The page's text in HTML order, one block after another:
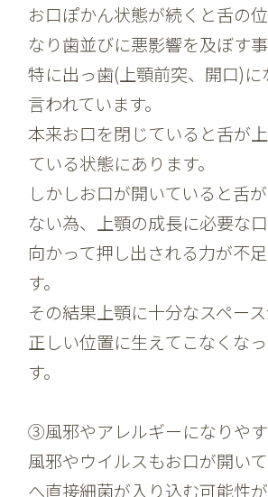
お口ぽかん状態が続くと舌の
なり歯並びに悪影響を及ぼす事
特に出っ歯(上顎前突、開口)に
言われています。
本来お口を閉じていると舌が
ている状態にあります。
しかしお口が開いていると舌
ない為、上顎の成長に必要な
向かって押し出される力が不
す。
その結果上顎に十分なスペー
正しい位置に生えてこなくな
す。
③風邪やアレルギーになりや
風邪やウイルスもお口が開い
へ直接細菌が入り込む可能性が